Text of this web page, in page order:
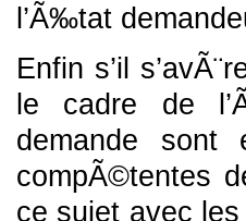
l’Ã‰tat
Enfin s’il
le cadre de
demande sont
compÃ©tentes
ce sujet avec